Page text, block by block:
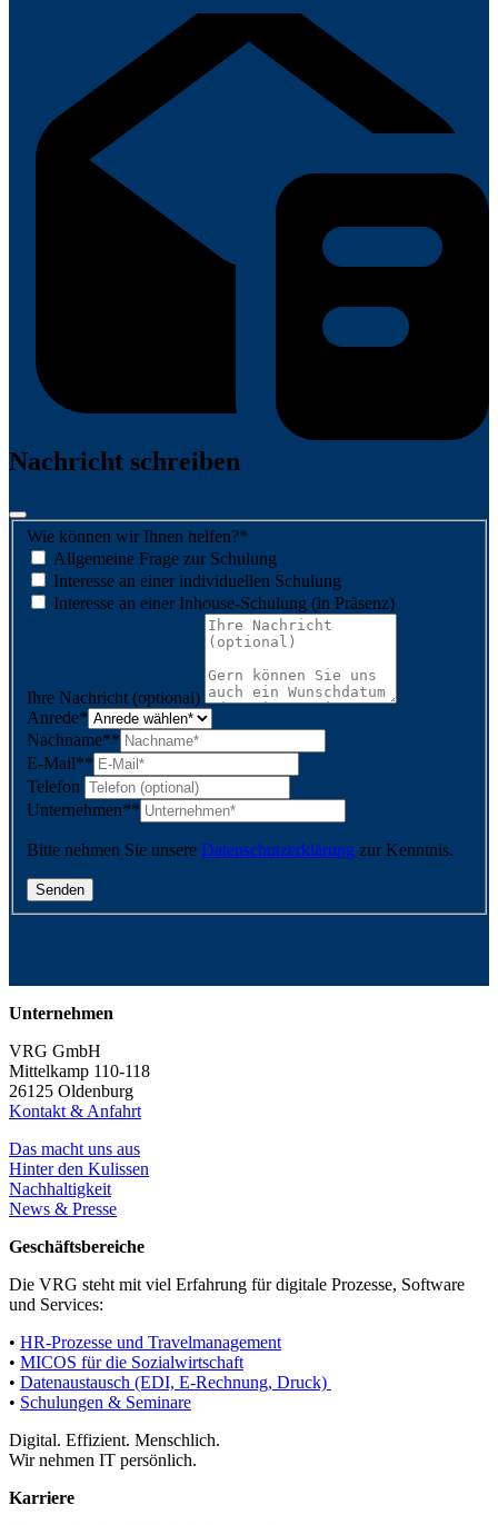
Nachricht schreiben
Wie können wir Ihnen helfen?*
Allgemeine Frage zur Schulung
Interesse an einer individuellen Schulung
Interesse an einer Inhouse-Schulung (in Präsenz)
Ihre Nachricht (optional)
Anrede*
Nachname**
E-Mail**
Telefon
Unternehmen**
Bitte nehmen Sie unsere Datenschutzerklärung zur Kenntnis.
Unternehmen
VRG GmbH
Mittelkamp 110-118
26125 Oldenburg
Kontakt & Anfahrt
Das macht uns aus
Hinter den Kulissen
Nachhaltigkeit
News & Presse
Geschäftsbereiche
Die VRG steht mit viel Erfahrung für digitale Prozesse, Software
und Services:
• HR-Prozesse und Travelmanagement
• MICOS für die Sozialwirtschaft
• Datenaustausch (EDI, E-Rechnung, Druck)
• Schulungen & Seminare
Digital. Effizient. Menschlich.
Wir nehmen IT persönlich.
Karriere